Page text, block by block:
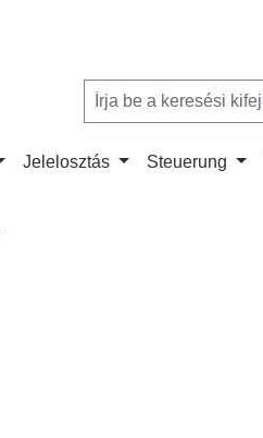
Jelelosztás Steuerung